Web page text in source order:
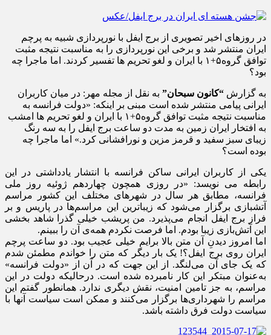
در روزهای اخیر تصویری از برج ایفل با نورپردازی شبیه به پرچم
ایران منتشر شد و برخی این نورپردازی را به مناسبت نتیجه مثبت
توافق گروه۵+۱ با ایران و لغو تحریم ها تفسیر کردند. اما ماجرا چه
بود؟
به گزارش “کانون سبحان” به نقل از مجله مهر: در میان کاربران
ایرانی پیامی منتشر شده است مبنی بر اینکه: «دولت فرانسه به
مناسبت نتیجه مثبت توافق گروه۵+۱ با ایران و لغو تحریم ها امشب
به افتخار ایران زمین به مدت دو ساعت برج ایفل را به سه رنگ
زیبای سبز سفید و قرمز مزین و نورافشانی کرد.» اما ماجرا چه
بوده است؟
یکی از کاربران ایرانی ساکن فرانسه با انتشار یادداشتی در این
رابطه می نویسد: «در روزی همچون چهاردهم ژوئیه روز ملی
فرانسه، مطابق هر سال در شهرهای مختلف این کشور مراسم
آتشبازی برگزار می‌شود که زیباترین این مراسم‌ها در پاریس و بر
فراز برج ایفل انجام می‌پذیرد. من پریشب خیلی گذرا شاهد بخشی
این آتش‌بازی زیبا بودم. اما فرصت نکردم همه‌ی آن را ببینم.
اما امروز دیدنِ آن متن بالا برایم خیلی عجیب بود. دو ساعت پرچم
ایران روی برج ایفل؟! یک بار دیگر که متن را خواندم مطمئن شدم
که یک جای آن می‌لنگد. از این جهت که در آن از «دولت فرانسه»
به‌عنوان مبتکر این کار نامبرده شده است. درحالیکه دولت در این
مراسم، به جز تامین امنیت، نقش دیگری ندارد. همانطور گفتم این
مراسم را شهرداری‌ها برگزار می‌کنند و ممکن است سیاست آنها با
سیاست دولت فرق داشته باشد.